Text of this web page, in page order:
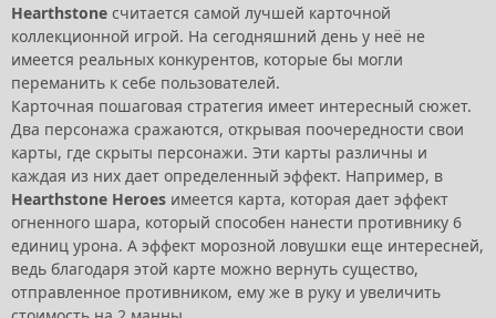
Hearthstone считается самой лучшей карточной
коллекционной игрой. На сегодняшний день у неё не
имеется реальных конкурентов, которые бы могли
переманить к себе пользователей.
Карточная пошаговая стратегия имеет интересный сюжет.
Два персонажа сражаются, открывая поочередности свои
карты, где скрыты персонажи. Эти карты различны и
каждая из них дает определенный эффект. Например, в
Hearthstone Heroes имеется карта, которая дает эффект
огненного шара, который способен нанести противнику 6
единиц урона. А эффект морозной ловушки еще интересней,
ведь благодаря этой карте можно вернуть существо,
отправленное противником, ему же в руку и увеличить